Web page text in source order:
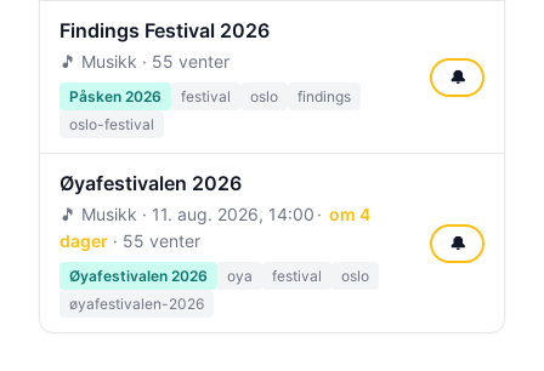
Findings Festival 2026
🎵 Musikk · 55 venter
Påsken 2026 festival oslo
findings
oslo-festival
🔔
Øyafestivalen 2026
🎵 Musikk · 11. aug. 2026, 14:00
om 4
dager · 55 venter
Øyafestivalen 2026 oya festival
oslo
øyafestivalen-2026
🔔